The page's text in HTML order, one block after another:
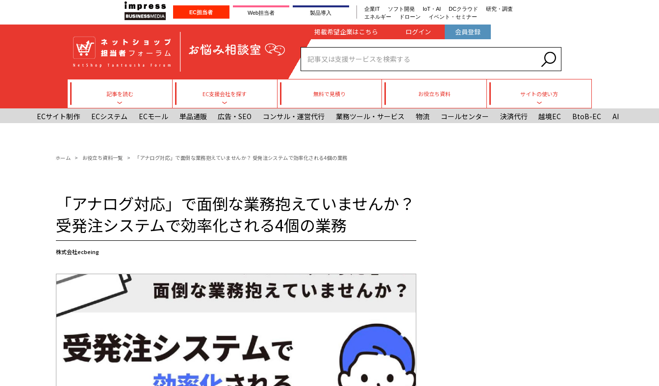
EC担当者 Web担当者 製品導入
企業IT ソフト開発 IoT・AI DCクラウド
研究・調査
エネルギー
ドローン イベント・セミナー
Company register
掲載希望企業はこちら 会員登録
記事を読む
Toggle submenu
EC支援会社を探す
Toggle submenu
無料で見積り お役立ち資料
サイトの使い方
Toggle submenu
ECサイト制作 ECシステム ECモール 単品通販 広告・SEO コンサル・運営代行 業務ツール・サービス 物流 コールセンター 決済代行 越境EC BtoB-EC AI
パンくず
ホーム お役立ち資料一覧 「アナログ対応」で面倒な業務抱えていませんか？ 受発注システムで効率化される4個の業務
「アナログ対応」で面倒な業務抱えていませんか？
受発注システムで効率化される4個の業務
株式会社ecbeing